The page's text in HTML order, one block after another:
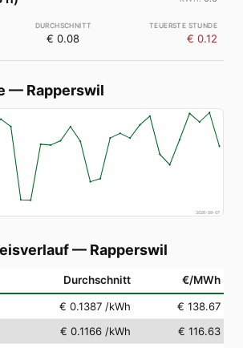
€ 0.08 € 0.12
— Rapperswil
2026-08-07
— Rapperswil
Durchschnitt €/MWh
€ 0.1387 /kWh
€ 138.67
€ 0.1166 /kWh
€ 116.63